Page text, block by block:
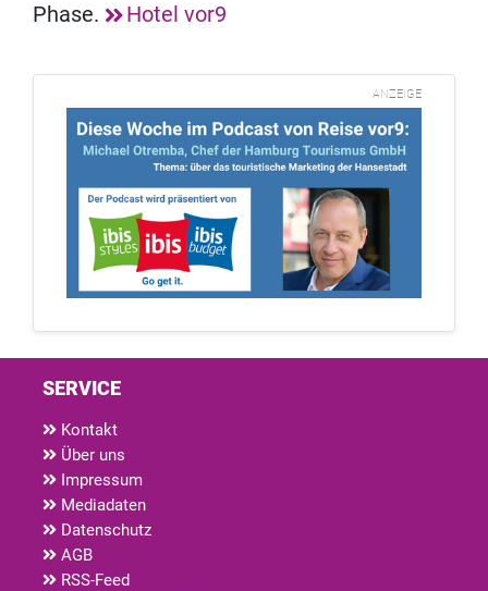
Phase.
Hotel vor9
ANZEIGE
SERVICE
Kontakt
Über uns
Impressum
Mediadaten
Datenschutz
AGB
RSS-Feed